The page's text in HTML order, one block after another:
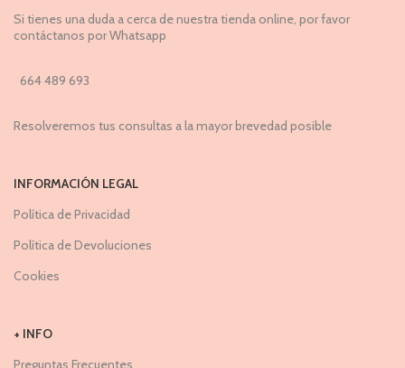
Si tienes una duda a cerca de nuestra tienda online, por favor
contáctanos por Whatsapp
664 489 693
Resolveremos tus consultas a la mayor brevedad posible
INFORMACIÓN LEGAL
Política de Privacidad
Política de Devoluciones
Cookies
+ INFO
Preguntas Frecuentes